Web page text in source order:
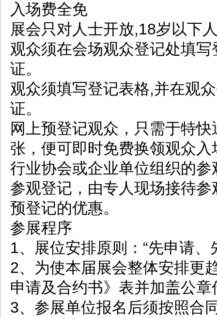
入场费全免
展会只对人士开放,18岁以下
观众须在会场观众登记处填
证。
观众须填写登记表格,并在观
证。
网上预登记观众，只需于特
张，便可即时免费换领观众入
行业协会或企业单位组织的
参观登记，由专人现场接待
预登记的优惠。
参展程序
1、展位安排原则：“先申请、
2、为使本届展会整体安排更
申请及合约书》表并加盖公
3、参展单位报名后须按照合